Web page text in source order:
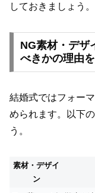
しておきましょう。
NG素材・デザ
べきかの理由
結婚式ではフォー
められます。以下
う。
素材・デザイ
ン